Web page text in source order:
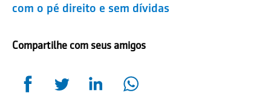
com o pé direito e sem dívidas
Compartilhe com seus amigos